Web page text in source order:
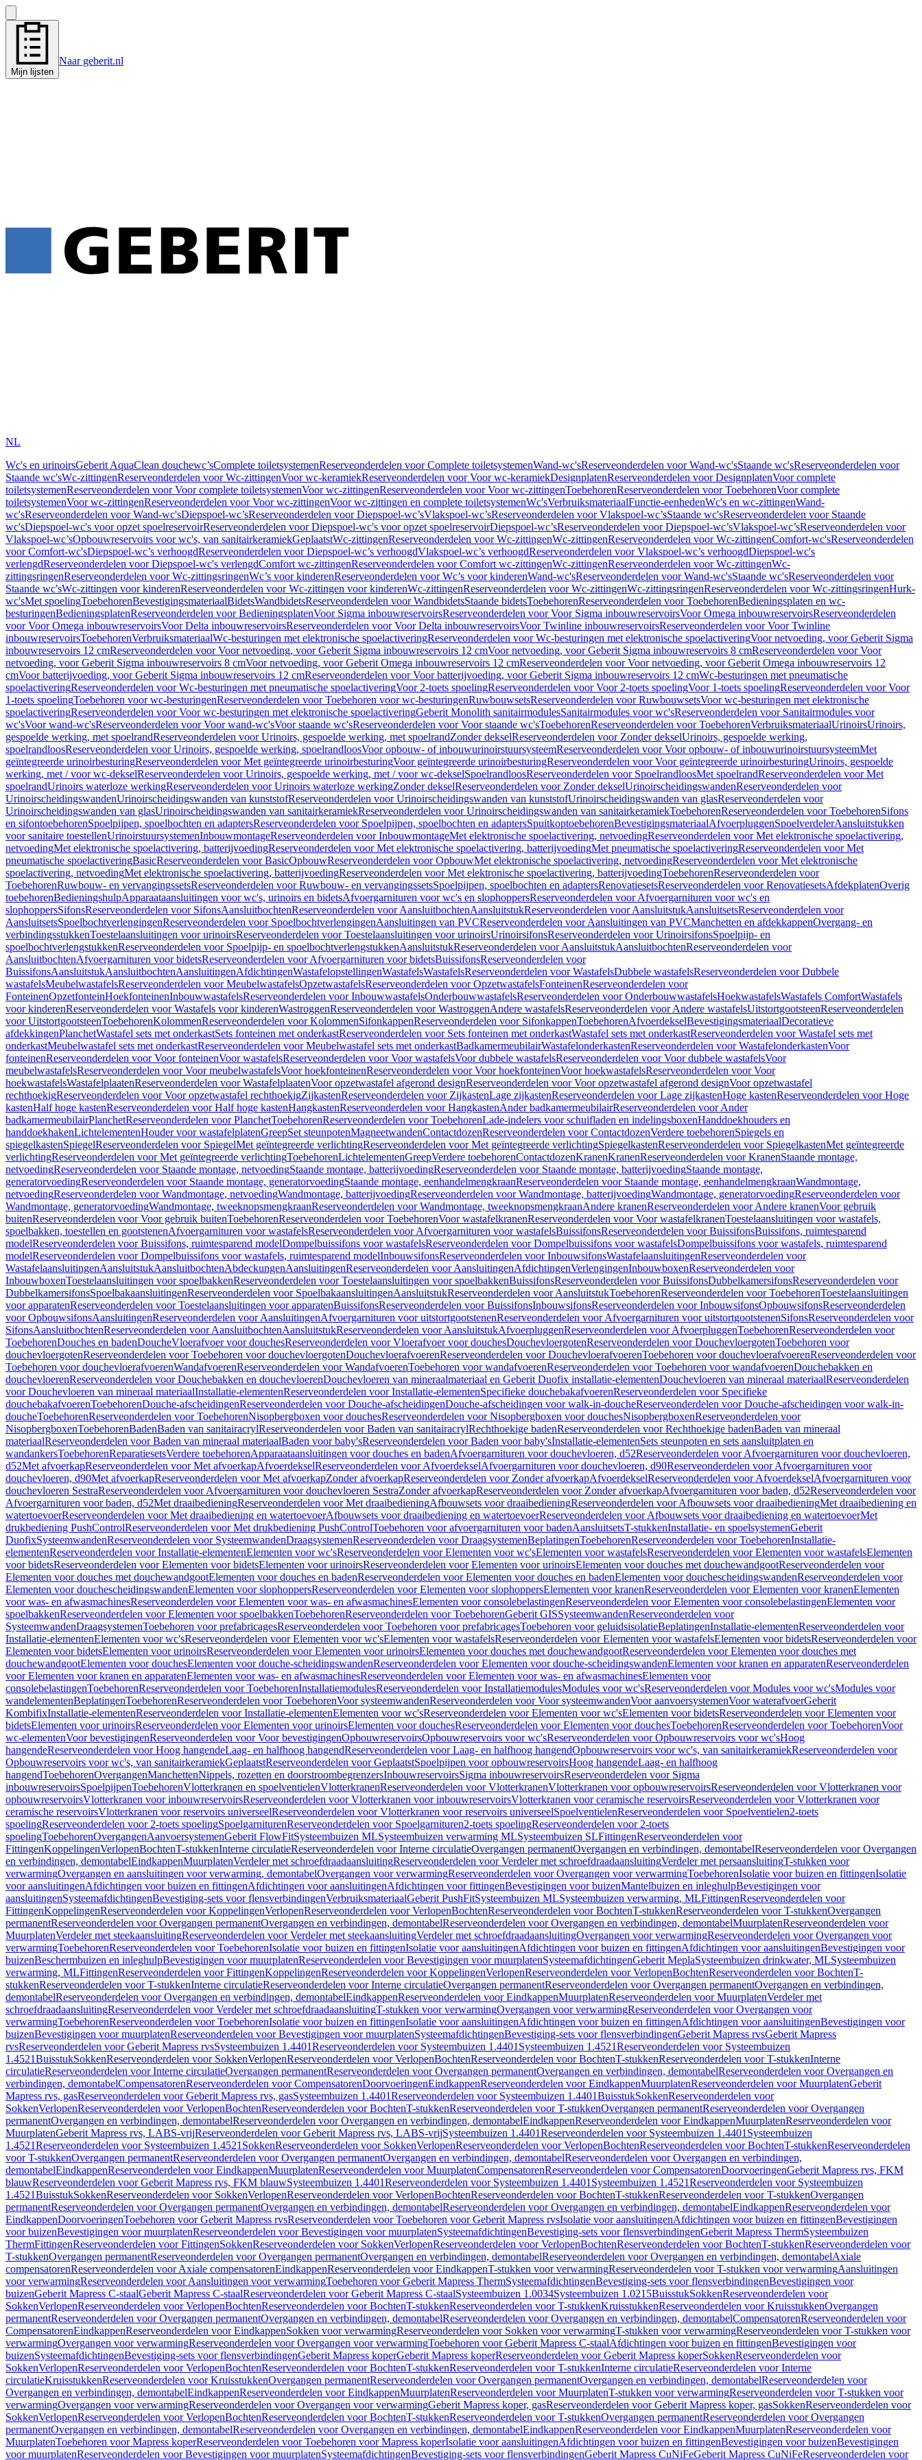
Mijn lijsten
Naar geberit.nl
NL
Wc's en urinoirsGeberit AquaClean douchewc’sComplete toiletsystemenReserveonderdelen voor Complete toiletsystemenWand-wc'sReserveonderdelen voor Wand-wc'sStaande wc'sReserveonderdelen voor
Staande wc'sWc-zittingenReserveonderdelen voor Wc-zittingenVoor wc-keramiekReserveonderdelen voor Voor wc-keramiekDesignplatenReserveonderdelen voor DesignplatenVoor complete
toiletsystemenReserveonderdelen voor Voor complete toiletsystemenVoor wc-zittingenReserveonderdelen voor Voor wc-zittingenToebehorenReserveonderdelen voor ToebehorenVoor complete
toiletsystemenVoor wc-zittingenReserveonderdelen voor Voor wc-zittingenVoor wc-zittingen en complete toiletsystemenWc'sVerbruiksmateriaalFunctie-eenhedenWc's en wc-zittingenWand-
wc'sReserveonderdelen voor Wand-wc'sDiepspoel-wc’sReserveonderdelen voor Diepspoel-wc’sVlakspoel-wc’sReserveonderdelen voor Vlakspoel-wc’sStaande wc'sReserveonderdelen voor Staande
wc'sDiepspoel-wc's voor opzet spoelreservoirReserveonderdelen voor Diepspoel-wc's voor opzet spoelreservoirDiepspoel-wc’sReserveonderdelen voor Diepspoel-wc’sVlakspoel-wc’sReserveonderdelen voor
Vlakspoel-wc’sOpbouwreservoirs voor wc's, van sanitairkeramiekGeplaatstWc-zittingenReserveonderdelen voor Wc-zittingenWc-zittingenReserveonderdelen voor Wc-zittingenComfort-wc'sReserveonderdelen
voor Comfort-wc'sDiepspoel-wc’s verhoogdReserveonderdelen voor Diepspoel-wc’s verhoogdVlakspoel-wc’s verhoogdReserveonderdelen voor Vlakspoel-wc’s verhoogdDiepspoel-wc's
verlengdReserveonderdelen voor Diepspoel-wc's verlengdComfort wc-zittingenReserveonderdelen voor Comfort wc-zittingenWc-zittingenReserveonderdelen voor Wc-zittingenWc-
zittingsringenReserveonderdelen voor Wc-zittingsringenWc’s voor kinderenReserveonderdelen voor Wc’s voor kinderenWand-wc'sReserveonderdelen voor Wand-wc'sStaande wc'sReserveonderdelen voor
Staande wc'sWc-zittingen voor kinderenReserveonderdelen voor Wc-zittingen voor kinderenWc-zittingenReserveonderdelen voor Wc-zittingenWc-zittingsringenReserveonderdelen voor Wc-zittingsringenHurk-
wc'sMet spoelingToebehorenBevestigingsmateriaalBidetsWandbidetsReserveonderdelen voor WandbidetsStaande bidetsToebehorenReserveonderdelen voor ToebehorenBedieningsplaten en wc-
besturingenBedieningsplatenReserveonderdelen voor BedieningsplatenVoor Sigma inbouwreservoirsReserveonderdelen voor Voor Sigma inbouwreservoirsVoor Omega inbouwreservoirsReserveonderdelen
voor Voor Omega inbouwreservoirsVoor Delta inbouwreservoirsReserveonderdelen voor Voor Delta inbouwreservoirsVoor Twinline inbouwreservoirsReserveonderdelen voor Voor Twinline
inbouwreservoirsToebehorenVerbruiksmateriaalWc-besturingen met elektronische spoelactiveringReserveonderdelen voor Wc-besturingen met elektronische spoelactiveringVoor netvoeding, voor Geberit Sigma
inbouwreservoirs 12 cmReserveonderdelen voor Voor netvoeding, voor Geberit Sigma inbouwreservoirs 12 cmVoor netvoeding, voor Geberit Sigma inbouwreservoirs 8 cmReserveonderdelen voor Voor
netvoeding, voor Geberit Sigma inbouwreservoirs 8 cmVoor netvoeding, voor Geberit Omega inbouwreservoirs 12 cmReserveonderdelen voor Voor netvoeding, voor Geberit Omega inbouwreservoirs 12
cmVoor batterijvoeding, voor Geberit Sigma inbouwreservoirs 12 cmReserveonderdelen voor Voor batterijvoeding, voor Geberit Sigma inbouwreservoirs 12 cmWc-besturingen met pneumatische
spoelactiveringReserveonderdelen voor Wc-besturingen met pneumatische spoelactiveringVoor 2-toets spoelingReserveonderdelen voor Voor 2-toets spoelingVoor 1-toets spoelingReserveonderdelen voor Voor
1-toets spoelingToebehoren voor wc-besturingenReserveonderdelen voor Toebehoren voor wc-besturingenRuwbouwsetsReserveonderdelen voor RuwbouwsetsVoor wc-besturingen met elektronische
spoelactiveringReserveonderdelen voor Voor wc-besturingen met elektronische spoelactiveringGeberit Monolith sanitairmodulesSanitairmodules voor wc'sReserveonderdelen voor Sanitairmodules voor
wc'sVoor wand-wc'sReserveonderdelen voor Voor wand-wc'sVoor staande wc'sReserveonderdelen voor Voor staande wc'sToebehorenReserveonderdelen voor ToebehorenVerbruiksmateriaalUrinoirsUrinoirs,
gespoelde werking, met spoelrandReserveonderdelen voor Urinoirs, gespoelde werking, met spoelrandZonder dekselReserveonderdelen voor Zonder dekselUrinoirs, gespoelde werking,
spoelrandloosReserveonderdelen voor Urinoirs, gespoelde werking, spoelrandloosVoor opbouw- of inbouwurinoirstuursysteemReserveonderdelen voor Voor opbouw- of inbouwurinoirstuursysteemMet
geïntegreerde urinoirbesturingReserveonderdelen voor Met geïntegreerde urinoirbesturingVoor geïntegreerde urinoirbesturingReserveonderdelen voor Voor geïntegreerde urinoirbesturingUrinoirs, gespoelde
werking, met / voor wc-dekselReserveonderdelen voor Urinoirs, gespoelde werking, met / voor wc-dekselSpoelrandloosReserveonderdelen voor SpoelrandloosMet spoelrandReserveonderdelen voor Met
spoelrandUrinoirs waterloze werkingReserveonderdelen voor Urinoirs waterloze werkingZonder dekselReserveonderdelen voor Zonder dekselUrinoirscheidingswandenReserveonderdelen voor
UrinoirscheidingswandenUrinoirscheidingswanden van kunststofReserveonderdelen voor Urinoirscheidingswanden van kunststofUrinoirscheidingswanden van glasReserveonderdelen voor
Urinoirscheidingswanden van glasUrinoirscheidingswanden van sanitairkeramiekReserveonderdelen voor Urinoirscheidingswanden van sanitairkeramiekToebehorenReserveonderdelen voor ToebehorenSifons
en sifontoebehorenSpoelpijpen, spoelbochten en adaptersReserveonderdelen voor Spoelpijpen, spoelbochten en adaptersSpuitkoptoebehorenBevestigingsmateriaalAfvoerpluggenSpoelverdelerAansluitstukken
voor sanitaire toestellenUrinoirstuursystemenInbouwmontageReserveonderdelen voor InbouwmontageMet elektronische spoelactivering, netvoedingReserveonderdelen voor Met elektronische spoelactivering,
netvoedingMet elektronische spoelactivering, batterijvoedingReserveonderdelen voor Met elektronische spoelactivering, batterijvoedingMet pneumatische spoelactiveringReserveonderdelen voor Met
pneumatische spoelactiveringBasicReserveonderdelen voor BasicOpbouwReserveonderdelen voor OpbouwMet elektronische spoelactivering, netvoedingReserveonderdelen voor Met elektronische
spoelactivering, netvoedingMet elektronische spoelactivering, batterijvoedingReserveonderdelen voor Met elektronische spoelactivering, batterijvoedingToebehorenReserveonderdelen voor
ToebehorenRuwbouw- en vervangingssetsReserveonderdelen voor Ruwbouw- en vervangingssetsSpoelpijpen, spoelbochten en adaptersRenovatiesetsReserveonderdelen voor RenovatiesetsAfdekplatenOverig
toebehorenBedieningshulpApparaataansluitingen voor wc's, urinoirs en bidetsAfvoergarnituren voor wc's en slophoppersReserveonderdelen voor Afvoergarnituren voor wc's en
slophoppersSifonsReserveonderdelen voor SifonsAansluitbochtenReserveonderdelen voor AansluitbochtenAansluitstukReserveonderdelen voor AansluitstukAansluitsetsReserveonderdelen voor
AansluitsetsSpoelbochtverlengingenReserveonderdelen voor SpoelbochtverlengingenAansluitingen van PVCReserveonderdelen voor Aansluitingen van PVCManchetten en afdekkappenOvergang- en
verbindingsstukkenToestelaansluitingen voor urinoirsReserveonderdelen voor Toestelaansluitingen voor urinoirsUrinoirsifonsReserveonderdelen voor UrinoirsifonsSpoelpijp- en
spoelbochtverlengstukkenReserveonderdelen voor Spoelpijp- en spoelbochtverlengstukkenAansluitstukReserveonderdelen voor AansluitstukAansluitbochtenReserveonderdelen voor
AansluitbochtenAfvoergarnituren voor bidetsReserveonderdelen voor Afvoergarnituren voor bidetsBuissifonsReserveonderdelen voor
BuissifonsAansluitstukAansluitbochtenAansluitingenAfdichtingenWastafelopstellingenWastafelsWastafelsReserveonderdelen voor WastafelsDubbele wastafelsReserveonderdelen voor Dubbele
wastafelsMeubelwastafelsReserveonderdelen voor MeubelwastafelsOpzetwastafelsReserveonderdelen voor OpzetwastafelsFonteinenReserveonderdelen voor
FonteinenOpzetfonteinHoekfonteinenInbouwwastafelsReserveonderdelen voor InbouwwastafelsOnderbouwwastafelsReserveonderdelen voor OnderbouwwastafelsHoekwastafelsWastafels ComfortWastafels
voor kinderenReserveonderdelen voor Wastafels voor kinderenWastroggenReserveonderdelen voor WastroggenAndere wastafelsReserveonderdelen voor Andere wastafelsUitstortgootsteenReserveonderdelen
voor UitstortgootsteenToebehorenKolommenReserveonderdelen voor KolommenSifonkappenReserveonderdelen voor SifonkappenToebehorenAfvoerdekselBevestigingsmateriaalDecoratieve
afdekkingenPlanchetWastafel sets met onderkastSets fonteinen met onderkastReserveonderdelen voor Sets fonteinen met onderkastWastafel sets met onderkastReserveonderdelen voor Wastafel sets met
onderkastMeubelwastafel sets met onderkastReserveonderdelen voor Meubelwastafel sets met onderkastBadkamermeubilairWastafelonderkastenReserveonderdelen voor WastafelonderkastenVoor
fonteinenReserveonderdelen voor Voor fonteinenVoor wastafelsReserveonderdelen voor Voor wastafelsVoor dubbele wastafelsReserveonderdelen voor Voor dubbele wastafelsVoor
meubelwastafelsReserveonderdelen voor Voor meubelwastafelsVoor hoekfonteinenReserveonderdelen voor Voor hoekfonteinenVoor hoekwastafelsReserveonderdelen voor Voor
hoekwastafelsWastafelplaatenReserveonderdelen voor WastafelplaatenVoor opzetwastafel afgerond designReserveonderdelen voor Voor opzetwastafel afgerond designVoor opzetwastafel
rechthoekigReserveonderdelen voor Voor opzetwastafel rechthoekigZijkastenReserveonderdelen voor ZijkastenLage zijkastenReserveonderdelen voor Lage zijkastenHoge kastenReserveonderdelen voor Hoge
kastenHalf hoge kastenReserveonderdelen voor Half hoge kastenHangkastenReserveonderdelen voor HangkastenAnder badkamermeubilairReserveonderdelen voor Ander
badkamermeubilairPlanchetReserveonderdelen voor PlanchetToebehorenReserveonderdelen voor ToebehorenLade-indelers voor schuifladen en indelingsboxenHanddoekhouders en
handdoekhakenLichtelementenHouder voor wastafelplatenGreepSet steunpotenMagneetwandenContactdozenReserveonderdelen voor ContactdozenVerdere toebehorenSpiegels en
spiegelkastenSpiegelReserveonderdelen voor SpiegelMet geïntegreerde verlichtingReserveonderdelen voor Met geïntegreerde verlichtingSpiegelkastenReserveonderdelen voor SpiegelkastenMet geïntegreerde
verlichtingReserveonderdelen voor Met geïntegreerde verlichtingToebehorenLichtelementenGreepVerdere toebehorenContactdozenKranenKranenReserveonderdelen voor KranenStaande montage,
netvoedingReserveonderdelen voor Staande montage, netvoedingStaande montage, batterijvoedingReserveonderdelen voor Staande montage, batterijvoedingStaande montage,
generatorvoedingReserveonderdelen voor Staande montage, generatorvoedingStaande montage, eenhandelmengkraanReserveonderdelen voor Staande montage, eenhandelmengkraanWandmontage,
netvoedingReserveonderdelen voor Wandmontage, netvoedingWandmontage, batterijvoedingReserveonderdelen voor Wandmontage, batterijvoedingWandmontage, generatorvoedingReserveonderdelen voor
Wandmontage, generatorvoedingWandmontage, tweeknopsmengkraanReserveonderdelen voor Wandmontage, tweeknopsmengkraanAndere kranenReserveonderdelen voor Andere kranenVoor gebruik
buitenReserveonderdelen voor Voor gebruik buitenToebehorenReserveonderdelen voor ToebehorenVoor wastafelkranenReserveonderdelen voor Voor wastafelkranenToestelaansluitingen voor wastafels,
spoelbakken, toestellen en gootstenenAfvoergarnituren voor wastafelsReserveonderdelen voor Afvoergarnituren voor wastafelsBuissifonsReserveonderdelen voor BuissifonsBuissifons, ruimtesparend
modelReserveonderdelen voor Buissifons, ruimtesparend modelDompelbuissifons voor wastafelsReserveonderdelen voor Dompelbuissifons voor wastafelsDompelbuissifons voor wastafels, ruimtesparend
modelReserveonderdelen voor Dompelbuissifons voor wastafels, ruimtesparend modelInbouwsifonsReserveonderdelen voor InbouwsifonsWastafelaansluitingenReserveonderdelen voor
WastafelaansluitingenAansluitstukAansluitbochtenAbdeckungenAansluitingenReserveonderdelen voor AansluitingenAfdichtingenVerlengingenInbouwboxenReserveonderdelen voor
InbouwboxenToestelaansluitingen voor spoelbakkenReserveonderdelen voor Toestelaansluitingen voor spoelbakkenBuissifonsReserveonderdelen voor BuissifonsDubbelkamersifonsReserveonderdelen voor
DubbelkamersifonsSpoelbakaansluitingenReserveonderdelen voor SpoelbakaansluitingenAansluitstukReserveonderdelen voor AansluitstukToebehorenReserveonderdelen voor ToebehorenToestelaansluitingen
voor apparatenReserveonderdelen voor Toestelaansluitingen voor apparatenBuissifonsReserveonderdelen voor BuissifonsInbouwsifonsReserveonderdelen voor InbouwsifonsOpbouwsifonsReserveonderdelen
voor OpbouwsifonsAansluitingenReserveonderdelen voor AansluitingenAfvoergarnituren voor uitstortgootstenenReserveonderdelen voor Afvoergarnituren voor uitstortgootstenenSifonsReserveonderdelen voor
SifonsAansluitbochtenReserveonderdelen voor AansluitbochtenAansluitstukReserveonderdelen voor AansluitstukAfvoerpluggenReserveonderdelen voor AfvoerpluggenToebehorenReserveonderdelen voor
ToebehorenDouches en badenDoucheVloerafvoer voor douchesReserveonderdelen voor Vloerafvoer voor douchesDouchevloergotenReserveonderdelen voor DouchevloergotenToebehoren voor
douchevloergotenReserveonderdelen voor Toebehoren voor douchevloergotenDouchevloerafvoerenReserveonderdelen voor DouchevloerafvoerenToebehoren voor douchevloerafvoerenReserveonderdelen voor
Toebehoren voor douchevloerafvoerenWandafvoerenReserveonderdelen voor WandafvoerenToebehoren voor wandafvoerenReserveonderdelen voor Toebehoren voor wandafvoerenDouchebakken en
douchevloerenReserveonderdelen voor Douchebakken en douchevloerenDouchevloeren van mineraalmateriaal en Geberit Duofix installatie-elementenDouchevloeren van mineraal materiaalReserveonderdelen
voor Douchevloeren van mineraal materiaalInstallatie-elementenReserveonderdelen voor Installatie-elementenSpecifieke douchebakafvoerenReserveonderdelen voor Specifieke
douchebakafvoerenToebehorenDouche-afscheidingenReserveonderdelen voor Douche-afscheidingenDouche-afscheidingen voor walk-in-doucheReserveonderdelen voor Douche-afscheidingen voor walk-in-
doucheToebehorenReserveonderdelen voor ToebehorenNisopbergboxen voor douchesReserveonderdelen voor Nisopbergboxen voor douchesNisopbergboxenReserveonderdelen voor
NisopbergboxenToebehorenBadenBaden van sanitairacrylReserveonderdelen voor Baden van sanitairacrylRechthoekige badenReserveonderdelen voor Rechthoekige badenBaden van mineraal
materiaalReserveonderdelen voor Baden van mineraal materiaalBaden voor baby'sReserveonderdelen voor Baden voor baby'sInstallatie-elementenSets steunpoten en sets aansluitplaten en
wandankersToebehorenReparatiesetsVerdere toebehorenApparaataansluitingen voor douches en badenAfvoergarnituren voor douchevloeren, d52Reserveonderdelen voor Afvoergarnituren voor douchevloeren,
d52Met afvoerkapReserveonderdelen voor Met afvoerkapAfvoerdekselReserveonderdelen voor AfvoerdekselAfvoergarnituren voor douchevloeren, d90Reserveonderdelen voor Afvoergarnituren voor
douchevloeren, d90Met afvoerkapReserveonderdelen voor Met afvoerkapZonder afvoerkapReserveonderdelen voor Zonder afvoerkapAfvoerdekselReserveonderdelen voor AfvoerdekselAfvoergarnituren voor
douchevloeren SestraReserveonderdelen voor Afvoergarnituren voor douchevloeren SestraZonder afvoerkapReserveonderdelen voor Zonder afvoerkapAfvoergarnituren voor baden, d52Reserveonderdelen voor
Afvoergarnituren voor baden, d52Met draaibedieningReserveonderdelen voor Met draaibedieningAfbouwsets voor draaibedieningReserveonderdelen voor Afbouwsets voor draaibedieningMet draaibediening en
watertoevoerReserveonderdelen voor Met draaibediening en watertoevoerAfbouwsets voor draaibediening en watertoevoerReserveonderdelen voor Afbouwsets voor draaibediening en watertoevoerMet
drukbediening PushControlReserveonderdelen voor Met drukbediening PushControlToebehoren voor afvoergarnituren voor badenAansluitsetsT-stukkenInstallatie- en spoelsystemenGeberit
DuofixSysteemwandenReserveonderdelen voor SysteemwandenDraagsystemenReserveonderdelen voor DraagsystemenBeplatingenToebehorenReserveonderdelen voor ToebehorenInstallatie-
elementenReserveonderdelen voor Installatie-elementenElementen voor wc'sReserveonderdelen voor Elementen voor wc'sElementen voor wastafelsReserveonderdelen voor Elementen voor wastafelsElementen
voor bidetsReserveonderdelen voor Elementen voor bidetsElementen voor urinoirsReserveonderdelen voor Elementen voor urinoirsElementen voor douches met douchewandgootReserveonderdelen voor
Elementen voor douches met douchewandgootElementen voor douches en badenReserveonderdelen voor Elementen voor douches en badenElementen voor douchescheidingswandenReserveonderdelen voor
Elementen voor douchescheidingswandenElementen voor slophoppersReserveonderdelen voor Elementen voor slophoppersElementen voor kranenReserveonderdelen voor Elementen voor kranenElementen
voor was- en afwasmachinesReserveonderdelen voor Elementen voor was- en afwasmachinesElementen voor consolebelastingenReserveonderdelen voor Elementen voor consolebelastingenElementen voor
spoelbakkenReserveonderdelen voor Elementen voor spoelbakkenToebehorenReserveonderdelen voor ToebehorenGeberit GISSysteemwandenReserveonderdelen voor
SysteemwandenDraagsystemenToebehoren voor prefabricagesReserveonderdelen voor Toebehoren voor prefabricagesToebehoren voor geluidsisolatieBeplatingenInstallatie-elementenReserveonderdelen voor
Installatie-elementenElementen voor wc'sReserveonderdelen voor Elementen voor wc'sElementen voor wastafelsReserveonderdelen voor Elementen voor wastafelsElementen voor bidetsReserveonderdelen voor
Elementen voor bidetsElementen voor urinoirsReserveonderdelen voor Elementen voor urinoirsElementen voor douches met douchewandgootReserveonderdelen voor Elementen voor douches met
douchewandgootElementen voor douchesElementen voor douche-scheidingswandenReserveonderdelen voor Elementen voor douche-scheidingswandenElementen voor kranen en apparatenReserveonderdelen
voor Elementen voor kranen en apparatenElementen voor was- en afwasmachinesReserveonderdelen voor Elementen voor was- en afwasmachinesElementen voor
consolebelastingenToebehorenReserveonderdelen voor ToebehorenInstallatiemodulesReserveonderdelen voor InstallatiemodulesModules voor wc'sReserveonderdelen voor Modules voor wc'sModules voor
wandelementenBeplatingenToebehorenReserveonderdelen voor ToebehorenVoor systeemwandenReserveonderdelen voor Voor systeemwandenVoor aanvoersystemenVoor waterafvoerGeberit
KombifixInstallatie-elementenReserveonderdelen voor Installatie-elementenElementen voor wc'sReserveonderdelen voor Elementen voor wc'sElementen voor bidetsReserveonderdelen voor Elementen voor
bidetsElementen voor urinoirsReserveonderdelen voor Elementen voor urinoirsElementen voor douchesReserveonderdelen voor Elementen voor douchesToebehorenReserveonderdelen voor ToebehorenVoor
wc-elementenVoor bevestigingenReserveonderdelen voor Voor bevestigingenOpbouwreservoirsOpbouwreservoirs voor wc'sReserveonderdelen voor Opbouwreservoirs voor wc'sHoog
hangendeReserveonderdelen voor Hoog hangendeLaag- en halfhoog hangendReserveonderdelen voor Laag- en halfhoog hangendOpbouwreservoirs voor wc's, van sanitairkeramiekReserveonderdelen voor
Opbouwreservoirs voor wc's, van sanitairkeramiekGeplaatstReserveonderdelen voor GeplaatstSpoelpijpen voor opbouwreservoirsHoog hangendeLaag- en halfhoog
hangendToebehorenOvergangenManchettenNippels, rozetten en doorstroombegrenzersInbouwreservoirsSigma inbouwreservoirsReserveonderdelen voor Sigma
inbouwreservoirsSpoelpijpenToebehorenVlotterkranen en spoelventielenVlotterkranenReserveonderdelen voor VlotterkranenVlotterkranen voor opbouwreservoirsReserveonderdelen voor Vlotterkranen voor
opbouwreservoirsVlotterkranen voor inbouwreservoirsReserveonderdelen voor Vlotterkranen voor inbouwreservoirsVlotterkranen voor ceramische reservoirsReserveonderdelen voor Vlotterkranen voor
ceramische reservoirsVlotterkranen voor reservoirs universeelReserveonderdelen voor Vlotterkranen voor reservoirs universeelSpoelventielenReserveonderdelen voor Spoelventielen2-toets
spoelingReserveonderdelen voor 2-toets spoelingSpoelgarniturenReserveonderdelen voor Spoelgarnituren2-toets spoelingReserveonderdelen voor 2-toets
spoelingToebehorenOvergangenAanvoersystemenGeberit FlowFitSysteembuizen MLSysteembuizen verwarming MLSysteembuizen SLFittingenReserveonderdelen voor
FittingenKoppelingenVerlopenBochtenT-stukkenInterne circulatieReserveonderdelen voor Interne circulatieOvergangen permanentOvergangen en verbindingen, demontabelReserveonderdelen voor Overgangen
en verbindingen, demontabelEindkappenMuurplatenVerdeler met schroefdraadaansluitingReserveonderdelen voor Verdeler met schroefdraadaansluitingVerdeler met persaansluitingT-stukken voor
verwarmingOvergangen en aansluitingen voor verwarming, demontabelOvergangen voor verwarmingReserveonderdelen voor Overgangen voor verwarmingToebehorenIsolatie voor buizen en fittingenIsolatie
voor aansluitingenAfdichtingen voor buizen en fittingenAfdichtingen voor aansluitingenAfdichtingen voor fittingenBevestigingen voor buizenMantelbuizen en inleghulpBevestigingen voor
aansluitingenSysteemafdichtingenBevestiging-sets voor flensverbindingenVerbruiksmateriaalGeberit PushFitSysteembuizen MLSysteembuizen verwarming, MLFittingenReserveonderdelen voor
FittingenKoppelingenReserveonderdelen voor KoppelingenVerlopenReserveonderdelen voor VerlopenBochtenReserveonderdelen voor BochtenT-stukkenReserveonderdelen voor T-stukkenOvergangen
permanentReserveonderdelen voor Overgangen permanentOvergangen en verbindingen, demontabelReserveonderdelen voor Overgangen en verbindingen, demontabelMuurplatenReserveonderdelen voor
MuurplatenVerdeler met steekaansluitingReserveonderdelen voor Verdeler met steekaansluitingVerdeler met schroefdraadaansluitingOvergangen voor verwarmingReserveonderdelen voor Overgangen voor
verwarmingToebehorenReserveonderdelen voor ToebehorenIsolatie voor buizen en fittingenIsolatie voor aansluitingenAfdichtingen voor buizen en fittingenAfdichtingen voor aansluitingenBevestigingen voor
buizenBeschermbuizen en inleghulpBevestigingen voor muurplatenReserveonderdelen voor Bevestigingen voor muurplatenSysteemafdichtingenGeberit MeplaSysteembuizen drinkwater, MLSysteembuizen
verwarming, MLFittingenReserveonderdelen voor FittingenKoppelingenReserveonderdelen voor KoppelingenVerlopenReserveonderdelen voor VerlopenBochtenReserveonderdelen voor BochtenT-
stukkenReserveonderdelen voor T-stukkenInterne circulatieReserveonderdelen voor Interne circulatieOvergangen permanentReserveonderdelen voor Overgangen permanentOvergangen en verbindingen,
demontabelReserveonderdelen voor Overgangen en verbindingen, demontabelEindkappenReserveonderdelen voor EindkappenMuurplatenReserveonderdelen voor MuurplatenVerdeler met
schroefdraadaansluitingReserveonderdelen voor Verdeler met schroefdraadaansluitingT-stukken voor verwarmingOvergangen voor verwarmingReserveonderdelen voor Overgangen voor
verwarmingToebehorenReserveonderdelen voor ToebehorenIsolatie voor buizen en fittingenIsolatie voor aansluitingenAfdichtingen voor buizen en fittingenAfdichtingen voor aansluitingenBevestigingen voor
buizenBevestigingen voor muurplatenReserveonderdelen voor Bevestigingen voor muurplatenSysteemafdichtingenBevestiging-sets voor flensverbindingenGeberit Mapress rvsGeberit Mapress
rvsReserveonderdelen voor Geberit Mapress rvsSysteembuizen 1.4401Reserveonderdelen voor Systeembuizen 1.4401 Systeembuizen 1.4521Reserveonderdelen voor Systeembuizen
1.4521BuisstukSokkenReserveonderdelen voor SokkenVerlopenReserveonderdelen voor VerlopenBochtenReserveonderdelen voor BochtenT-stukkenReserveonderdelen voor T-stukkenInterne
circulatieReserveonderdelen voor Interne circulatieOvergangen permanentReserveonderdelen voor Overgangen permanentOvergangen en verbindingen, demontabelReserveonderdelen voor Overgangen en
verbindingen, demontabelCompensatorenReserveonderdelen voor CompensatorenDoorvoeringenEindkappenReserveonderdelen voor EindkappenMuurplatenReserveonderdelen voor MuurplatenGeberit
Mapress rvs, gasReserveonderdelen voor Geberit Mapress rvs, gasSysteembuizen 1.4401Reserveonderdelen voor Systeembuizen 1.4401BuisstukSokkenReserveonderdelen voor
SokkenVerlopenReserveonderdelen voor VerlopenBochtenReserveonderdelen voor BochtenT-stukkenReserveonderdelen voor T-stukkenOvergangen permanentReserveonderdelen voor Overgangen
permanentOvergangen en verbindingen, demontabelReserveonderdelen voor Overgangen en verbindingen, demontabelEindkappenReserveonderdelen voor EindkappenMuurplatenReserveonderdelen voor
MuurplatenGeberit Mapress rvs, LABS-vrijReserveonderdelen voor Geberit Mapress rvs, LABS-vrijSysteembuizen 1.4401Reserveonderdelen voor Systeembuizen 1.4401 Systeembuizen
1.4521Reserveonderdelen voor Systeembuizen 1.4521 SokkenReserveonderdelen voor SokkenVerlopenReserveonderdelen voor VerlopenBochtenReserveonderdelen voor BochtenT-stukkenReserveonderdelen
voor T-stukkenOvergangen permanentReserveonderdelen voor Overgangen permanentOvergangen en verbindingen, demontabelReserveonderdelen voor Overgangen en verbindingen,
demontabelEindkappenReserveonderdelen voor EindkappenMuurplatenReserveonderdelen voor MuurplatenCompensatorenReserveonderdelen voor CompensatorenDoorvoeringenGeberit Mapress rvs, FKM
blauwReserveonderdelen voor Geberit Mapress rvs, FKM blauwSysteembuizen 1.4401Reserveonderdelen voor Systeembuizen 1.4401 Systeembuizen 1.4521Reserveonderdelen voor Systeembuizen
1.4521BuisstukSokkenReserveonderdelen voor SokkenVerlopenReserveonderdelen voor VerlopenBochtenReserveonderdelen voor BochtenT-stukkenReserveonderdelen voor T-stukkenOvergangen
permanentReserveonderdelen voor Overgangen permanentOvergangen en verbindingen, demontabelReserveonderdelen voor Overgangen en verbindingen, demontabelEindkappenReserveonderdelen voor
EindkappenDoorvoeringenToebehoren voor Geberit Mapress rvsReserveonderdelen voor Toebehoren voor Geberit Mapress rvsIsolatie voor aansluitingenAfdichtingen voor buizen en fittingenBevestigingen
voor buizenBevestigingen voor muurplatenReserveonderdelen voor Bevestigingen voor muurplatenSysteemafdichtingenBevestiging-sets voor flensverbindingenGeberit Mapress ThermSysteembuizen
ThermFittingenReserveonderdelen voor FittingenSokkenReserveonderdelen voor SokkenVerlopenReserveonderdelen voor VerlopenBochtenReserveonderdelen voor BochtenT-stukkenReserveonderdelen voor
T-stukkenOvergangen permanentReserveonderdelen voor Overgangen permanentOvergangen en verbindingen, demontabelReserveonderdelen voor Overgangen en verbindingen, demontabelAxiale
compensatorenReserveonderdelen voor Axiale compensatorenEindkappenReserveonderdelen voor EindkappenT-stukken voor verwarmingReserveonderdelen voor T-stukken voor verwarmingAansluitingen
voor verwarmingReserveonderdelen voor Aansluitingen voor verwarmingToebehoren voor Geberit Mapress ThermSysteemafdichtingenBevestiging-sets voor flensverbindingenBevestigingen voor
buizenGeberit Mapress C-staalGeberit Mapress C-staalReserveonderdelen voor Geberit Mapress C-staalSysteembuizen 1.0034Systeembuizen 1.0215BuisstukSokkenReserveonderdelen voor
SokkenVerlopenReserveonderdelen voor VerlopenBochtenReserveonderdelen voor BochtenT-stukkenReserveonderdelen voor T-stukkenKruisstukkenReserveonderdelen voor KruisstukkenOvergangen
permanentReserveonderdelen voor Overgangen permanentOvergangen en verbindingen, demontabelReserveonderdelen voor Overgangen en verbindingen, demontabelCompensatorenReserveonderdelen voor
CompensatorenEindkappenReserveonderdelen voor EindkappenSokken voor verwarmingReserveonderdelen voor Sokken voor verwarmingT-stukken voor verwarmingReserveonderdelen voor T-stukken voor
verwarmingOvergangen voor verwarmingReserveonderdelen voor Overgangen voor verwarmingToebehoren voor Geberit Mapress C-staalAfdichtingen voor buizen en fittingenBevestigingen voor
buizenSysteemafdichtingenBevestiging-sets voor flensverbindingenGeberit Mapress koperGeberit Mapress koperReserveonderdelen voor Geberit Mapress koperSokkenReserveonderdelen voor
SokkenVerlopenReserveonderdelen voor VerlopenBochtenReserveonderdelen voor BochtenT-stukkenReserveonderdelen voor T-stukkenInterne circulatieReserveonderdelen voor Interne
circulatieKruisstukkenReserveonderdelen voor KruisstukkenOvergangen permanentReserveonderdelen voor Overgangen permanentOvergangen en verbindingen, demontabelReserveonderdelen voor
Overgangen en verbindingen, demontabelEindkappenReserveonderdelen voor EindkappenMuurplatenReserveonderdelen voor MuurplatenT-stukken voor verwarmingReserveonderdelen voor T-stukken voor
verwarmingOvergangen voor verwarmingReserveonderdelen voor Overgangen voor verwarmingGeberit Mapress koper, gasReserveonderdelen voor Geberit Mapress koper, gasSokkenReserveonderdelen voor
SokkenVerlopenReserveonderdelen voor VerlopenBochtenReserveonderdelen voor BochtenT-stukkenReserveonderdelen voor T-stukkenOvergangen permanentReserveonderdelen voor Overgangen
permanentOvergangen en verbindingen, demontabelReserveonderdelen voor Overgangen en verbindingen, demontabelEindkappenReserveonderdelen voor EindkappenMuurplatenReserveonderdelen voor
MuurplatenToebehoren voor Mapress koperReserveonderdelen voor Toebehoren voor Mapress koperIsolatie voor aansluitingenAfdichtingen voor buizen en fittingenBevestigingen voor buizenBevestigingen
voor muurplatenReserveonderdelen voor Bevestigingen voor muurplatenSysteemafdichtingenBevestiging-sets voor flensverbindingenGeberit Mapress CuNiFeGeberit Mapress CuNiFeReserveonderdelen voor